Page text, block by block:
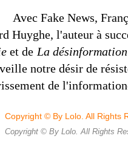
Avec Fake News,
Huyghe, l'auteur à
eet de La
notre désir de
de
Copyright © By Lolo. All Rights